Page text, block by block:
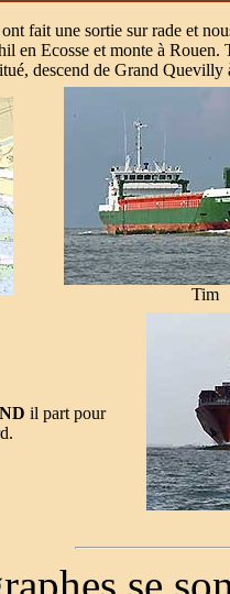
fait une sortie sur rade et
en Ecosse et monte à
descend de Grand
Tim
il part pour